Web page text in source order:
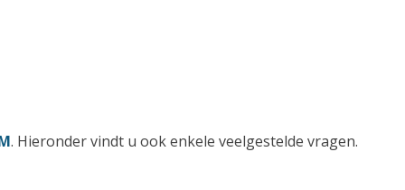
. Hieronder vindt u ook enkele veelgestelde vragen.